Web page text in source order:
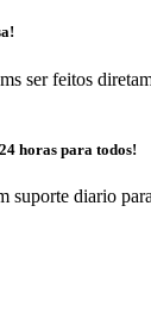
ser feitos
horas para todos!
suporte diario